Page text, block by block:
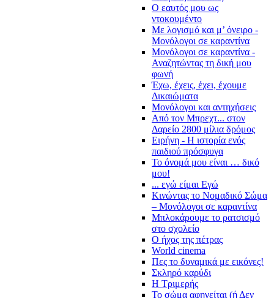
Ο εαυτός μου ως
ντοκουμέντο
Με λογισμό και μ’ όνειρο -
Μονόλογοι σε καραντίνα
Μονόλογοι σε καραντίνα -
Αναζητώντας τη δική μου
φωνή
Έχω, έχεις, έχει, έχουμε
Δικαιώματα
Μονόλογοι και αντηχήσεις
Από τον Μπρεχτ... στον
Δαρείο 2800 μίλια δρόμος
Ειρήνη - Η ιστορία ενός
παιδιού πρόσφυγα
Το όνομά μου είναι … δικό
μου!
... εγώ είμαι Εγώ
Κινώντας το Νομαδικό Σώμα
– Μονόλογοι σε καραντίνα
Μπλοκάρουμε το ρατσισμό
στο σχολείο
Ο ήχος της πέτρας
World cinema
Πες το δυναμικά με εικόνες!
Σκληρό καρύδι
Η Τριμερής
Το σώμα αφηγείται (ή Δεν